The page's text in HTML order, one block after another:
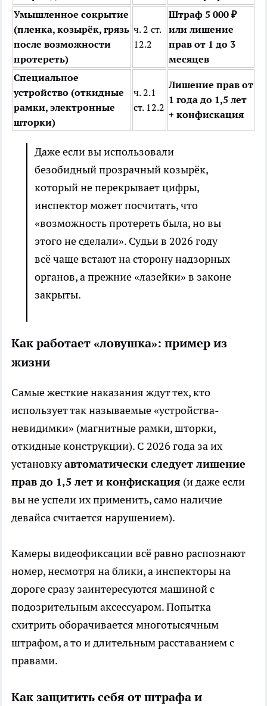
Умышленное сокрытие
(пленка, козырёк, грязь
после возможности
протереть)
ч. 2 ст.
12.2
Штраф 5 000 ₽
или лишение
прав от 1 до 3
месяцев
Специальное
устройство (откидные
рамки, электронные
шторки)
ч. 2.1
ст. 12.2
Лишение прав от
1 года до 1,5 лет
+ конфискация
Даже если вы использовали
безобидный прозрачный козырёк,
который не перекрывает цифры,
инспектор может посчитать, что
«возможность протереть была, но вы
этого не сделали». Судьи в 2026 году
всё чаще встают на сторону надзорных
органов, а прежние «лазейки» в законе
закрыты.
Как работает «ловушка»: пример из
жизни
Самые жесткие наказания ждут тех, кто
использует так называемые «устройства-
невидимки» (магнитные рамки, шторки,
откидные конструкции). С 2026 года за их
установкуавтоматически следует лишение
прав до 1,5 лет и конфискация (и даже если
вы не успели их применить, само наличие
девайса считается нарушением).
Камеры видеофиксации всё равно распознают
номер, несмотря на блики, а инспекторы на
дороге сразу заинтересуются машиной с
подозрительным аксессуаром. Попытка
схитрить оборачивается многотысячным
штрафом, а то и длительным расставанием с
правами.
Как защитить себя от штрафа и